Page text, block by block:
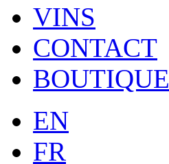
VINS
CONTACT
BOUTIQUE
EN
FR